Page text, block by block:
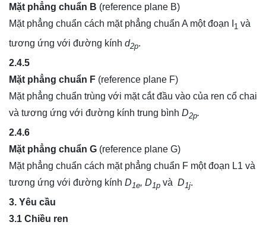
Mặt phẳng chuẩn B (reference plane B)
Mặt phẳng chuẩn cách mặt phẳng chuẩn A một đoạn I
1 và
tương ứng với đường kính d2p.
2.4.5
Mặt phẳng chuẩn F (reference plane F)
Mặt phẳng chuẩn trùng với mặt cắt đầu vào của ren cổ chai
và tương ứng với đường kính trung bình D2p.
2.4.6
Mặt phẳng chuẩn G (reference plane G)
Mặt phẳng chuẩn cách mặt phẳng chuẩn F một đoạn L1 và
tương ứng với đường kính D1e, D1p và D1j.
3. Yêu cầu
3.1 Chiều ren